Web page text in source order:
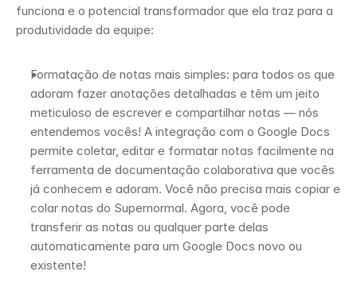
funciona e o potencial transformador que ela traz para a
produtividade da equipe:
Formatação de notas mais simples: para todos os que
adoram fazer anotações detalhadas e têm um jeito
meticuloso de escrever e compartilhar notas — nós
entendemos vocês! A integração com o Google Docs
permite coletar, editar e formatar notas facilmente na
ferramenta de documentação colaborativa que vocês
já conhecem e adoram. Você não precisa mais copiar e
colar notas do Supernormal. Agora, você pode
transferir as notas ou qualquer parte delas
automaticamente para um Google Docs novo ou
existente!